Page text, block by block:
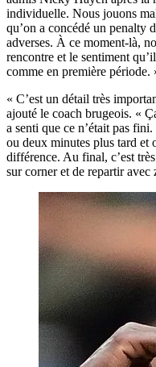
individuelle. Nous jouons
qu’on a concédé un penalty
adverses. À ce moment-là,
rencontre et le sentiment
comme en première période.
« C’est un détail très
ajouté le coach brugeois. «
a senti que ce n’était pas
ou deux minutes plus tard et
différence. Au final, c’est
sur corner et de repartir avec